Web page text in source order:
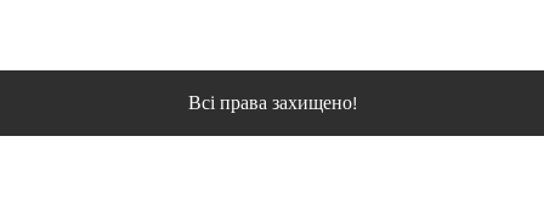
Всі права захищено!